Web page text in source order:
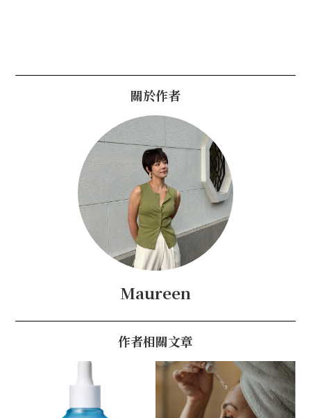
關於作者
Maureen
作者相關文章